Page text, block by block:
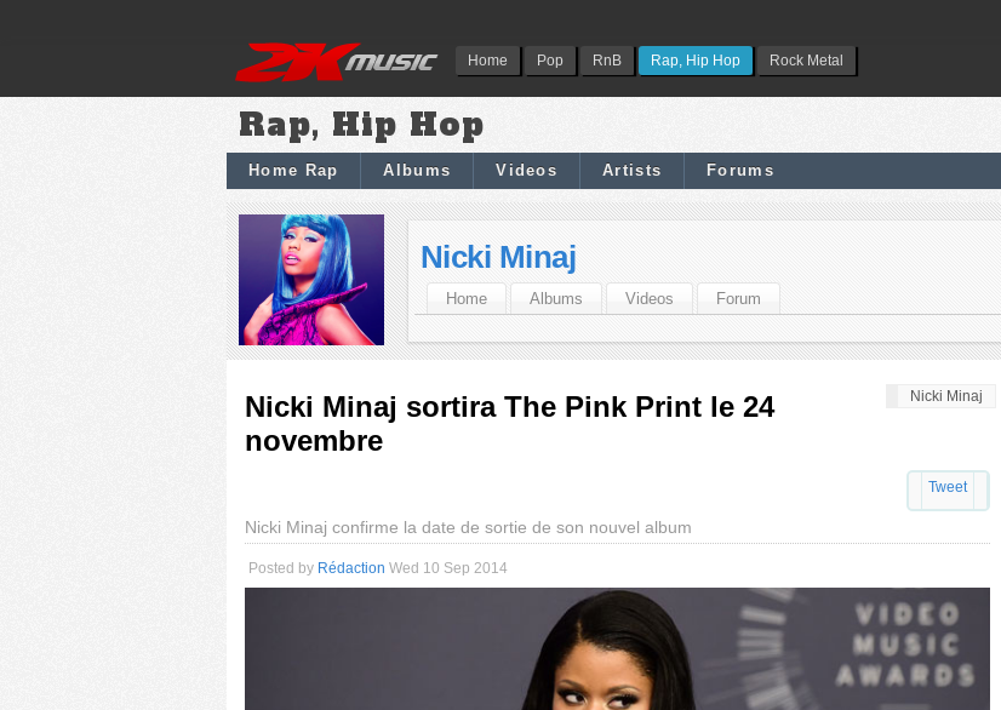
Home Pop RnB Rap, Hip Hop Rock Metal
Rap, Hip Hop
Home Rap Albums Videos Artists Forums
Nicki Minaj
Home Albums Videos Forum
Nicki Minaj
Nicki Minaj sortira The Pink Print le 24
novembre
Tweet
Nicki Minaj confirme la date de sortie de son nouvel album
Posted by Rédaction Wed 10 Sep 2014